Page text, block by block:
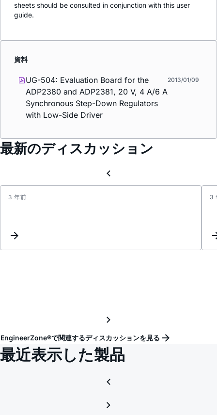
sheets should be consulted in conjunction with this user
guide.
資料
UG-504: Evaluation Board for the
ADP2380 and ADP2381, 20 V, 4 A/6 A
Synchronous Step-Down Regulators
with Low-Side Driver
2013/01/09
最新のディスカッション
3 年前 3
EngineerZone®で関連するディスカッションを見る
最近表示した製品